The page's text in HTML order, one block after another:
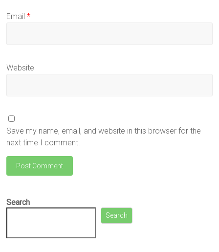
Email*
Website
Save my name, email, and website in this browser for the
next time I comment.
Search
Search